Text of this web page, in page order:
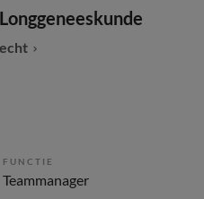
FUNCTIE
Teammanager